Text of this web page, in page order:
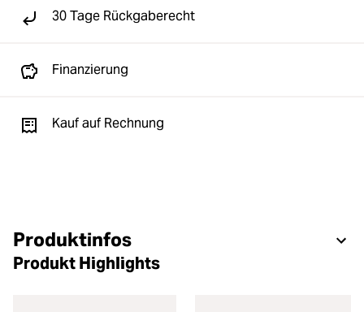
30 Tage Rückgaberecht
Finanzierung
Kauf auf Rechnung
Produktinfos
Produkt Highlights